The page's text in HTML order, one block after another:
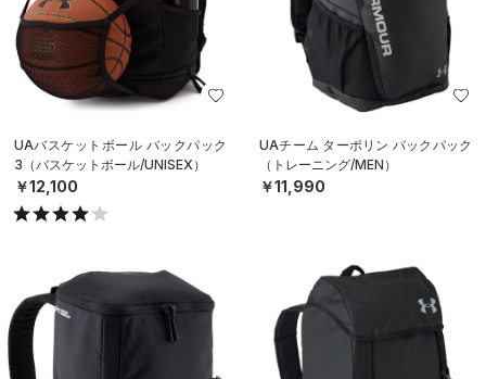
UAバスケットボール バックパック
3（バスケットボール/UNISEX）
￥12,100
UAチーム ターポリン バックパック
（トレーニング/MEN）
￥11,990